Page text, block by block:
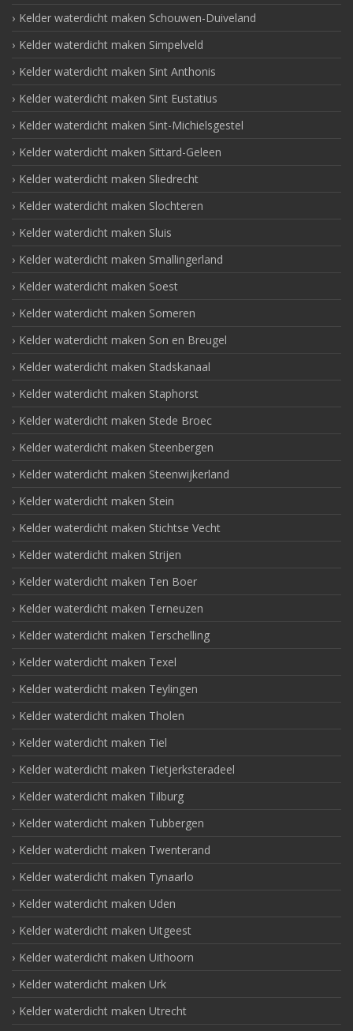
Kelder waterdicht maken Schouwen-Duiveland
Kelder waterdicht maken Simpelveld
Kelder waterdicht maken Sint Anthonis
Kelder waterdicht maken Sint Eustatius
Kelder waterdicht maken Sint-Michielsgestel
Kelder waterdicht maken Sittard-Geleen
Kelder waterdicht maken Sliedrecht
Kelder waterdicht maken Slochteren
Kelder waterdicht maken Sluis
Kelder waterdicht maken Smallingerland
Kelder waterdicht maken Soest
Kelder waterdicht maken Someren
Kelder waterdicht maken Son en Breugel
Kelder waterdicht maken Stadskanaal
Kelder waterdicht maken Staphorst
Kelder waterdicht maken Stede Broec
Kelder waterdicht maken Steenbergen
Kelder waterdicht maken Steenwijkerland
Kelder waterdicht maken Stein
Kelder waterdicht maken Stichtse Vecht
Kelder waterdicht maken Strijen
Kelder waterdicht maken Ten Boer
Kelder waterdicht maken Terneuzen
Kelder waterdicht maken Terschelling
Kelder waterdicht maken Texel
Kelder waterdicht maken Teylingen
Kelder waterdicht maken Tholen
Kelder waterdicht maken Tiel
Kelder waterdicht maken Tietjerksteradeel
Kelder waterdicht maken Tilburg
Kelder waterdicht maken Tubbergen
Kelder waterdicht maken Twenterand
Kelder waterdicht maken Tynaarlo
Kelder waterdicht maken Uden
Kelder waterdicht maken Uitgeest
Kelder waterdicht maken Uithoorn
Kelder waterdicht maken Urk
Kelder waterdicht maken Utrecht